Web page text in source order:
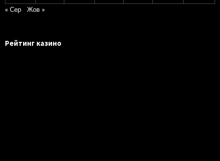
« Сер Жов »
Рейтинг казино